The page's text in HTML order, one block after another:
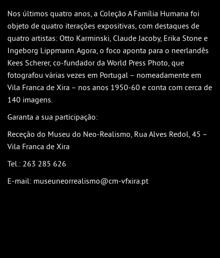
Nos últimos quatro anos, a Coleção A Família Humana foi
objeto de quatro iterações expositivas, com destaques de
quatro artistas: Otto Karminski, Claude Jacoby, Erika Stone e
Ingeborg Lippmann. Agora, o foco aponta para o neerlandês
Kees Scherer, co-fundador da World Press Photo, que
fotografou várias vezes em Portugal – nomeadamente em
Vila Franca de Xira – nos anos 1950-60 e conta com cerca de
140 imagens.
Garanta a sua participação:
Receção do Museu do Neo-Realismo, Rua Alves Redol, 45 –
Vila Franca de Xira
Tel.: 263 285 626
E-mail: museuneorrealismo@cm-vfxira.pt